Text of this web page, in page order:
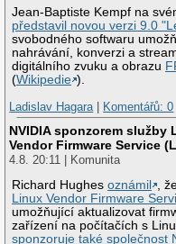
Jean-Baptiste Kempf na
představil novou verzi 9.0
svobodného softwaru
nahrávání, konverzi a
digitálního zvuku a obrazu
(Wikipedie ).
Ladislav Hagara| Komentářů: 0
NVIDIA sponzorem služby
Vendor Firmware Service
4.8. 20:11 | Komunita
Richard Hughesoznámil
,
Linux Vendor Firmware
umožňující aktualizovat
zařízení na počítačích s
sponzoruje také společnost